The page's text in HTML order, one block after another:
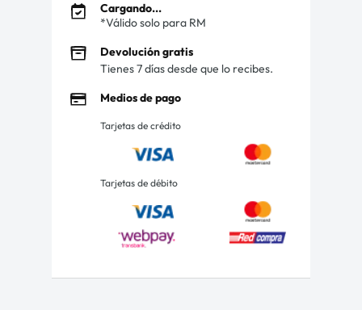
Cargando...
*Válido solo para RM
Devolución gratis
Tienes 7 días desde que lo recibes.
Medios de pago
Tarjetas de crédito
Tarjetas de débito